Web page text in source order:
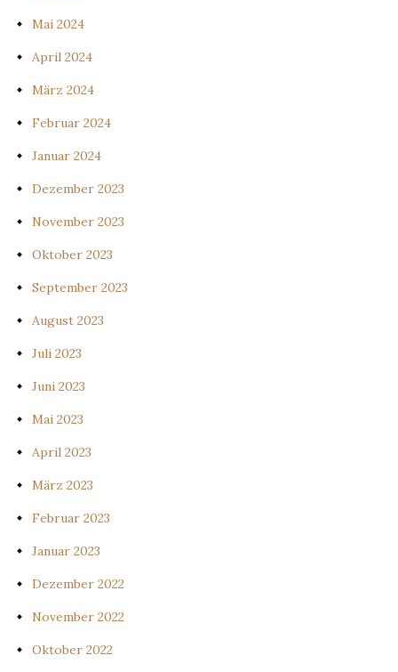
Mai 2024
April 2024
März 2024
Februar 2024
Januar 2024
Dezember 2023
November 2023
Oktober 2023
September 2023
August 2023
Juli 2023
Juni 2023
Mai 2023
April 2023
März 2023
Februar 2023
Januar 2023
Dezember 2022
November 2022
Oktober 2022